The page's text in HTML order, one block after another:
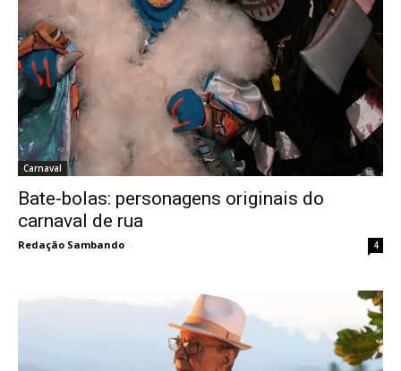
Carnaval
Bate-bolas: personagens originais do
carnaval de rua
Redação Sambando - 4